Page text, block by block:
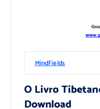
MindFields
O Livro
Download